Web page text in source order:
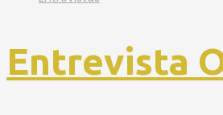
Entrevista